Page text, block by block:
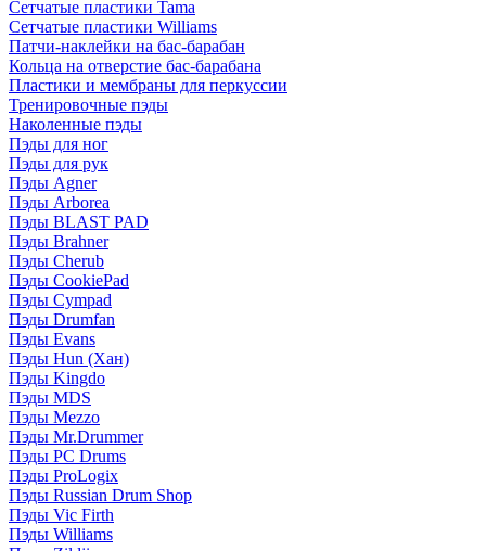
Сетчатые пластики Tama
Сетчатые пластики Williams
Патчи-наклейки на бас-барабан
Кольца на отверстие бас-барабана
Пластики и мембраны для перкуссии
Тренировочные пэды
Наколенные пэды
Пэды для ног
Пэды для рук
Пэды Agner
Пэды Arborea
Пэды BLAST PAD
Пэды Brahner
Пэды Cherub
Пэды CookiePad
Пэды Cympad
Пэды Drumfan
Пэды Evans
Пэды Hun (Хан)
Пэды Kingdo
Пэды MDS
Пэды Mezzo
Пэды Mr.Drummer
Пэды PC Drums
Пэды ProLogix
Пэды Russian Drum Shop
Пэды Vic Firth
Пэды Williams